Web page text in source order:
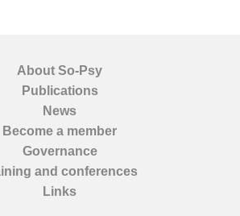
About So-Psy
Publications
News
Become a member
Governance
and conferences
Links